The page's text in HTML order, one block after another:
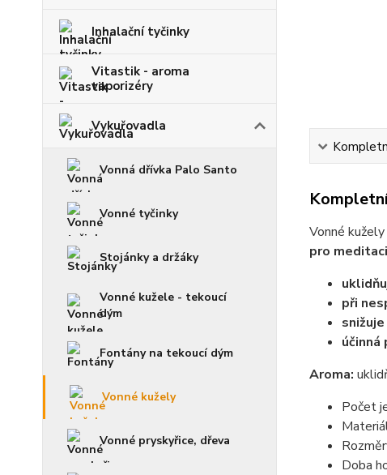
Inhalační tyčinky
Vitastik - aroma
vaporizéry
Vykuřovadla
Vonná dřívka Palo Santo
Vonné tyčinky
Stojánky a držáky
Vonné kužele - tekoucí
dým
Fontány na tekoucí dým
Vonné kužely
Vonné pryskyřice, dřeva
Vonné
pro
při
Aroma:
Počet
Doba